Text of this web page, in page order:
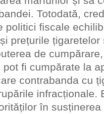
Totodată,
politici fiscale
prețurile
de
fi cumpărate la
contrabanda cu
infracționale.
în